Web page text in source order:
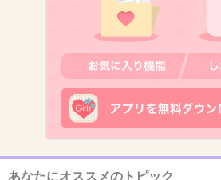
あなたにオススメのトピック